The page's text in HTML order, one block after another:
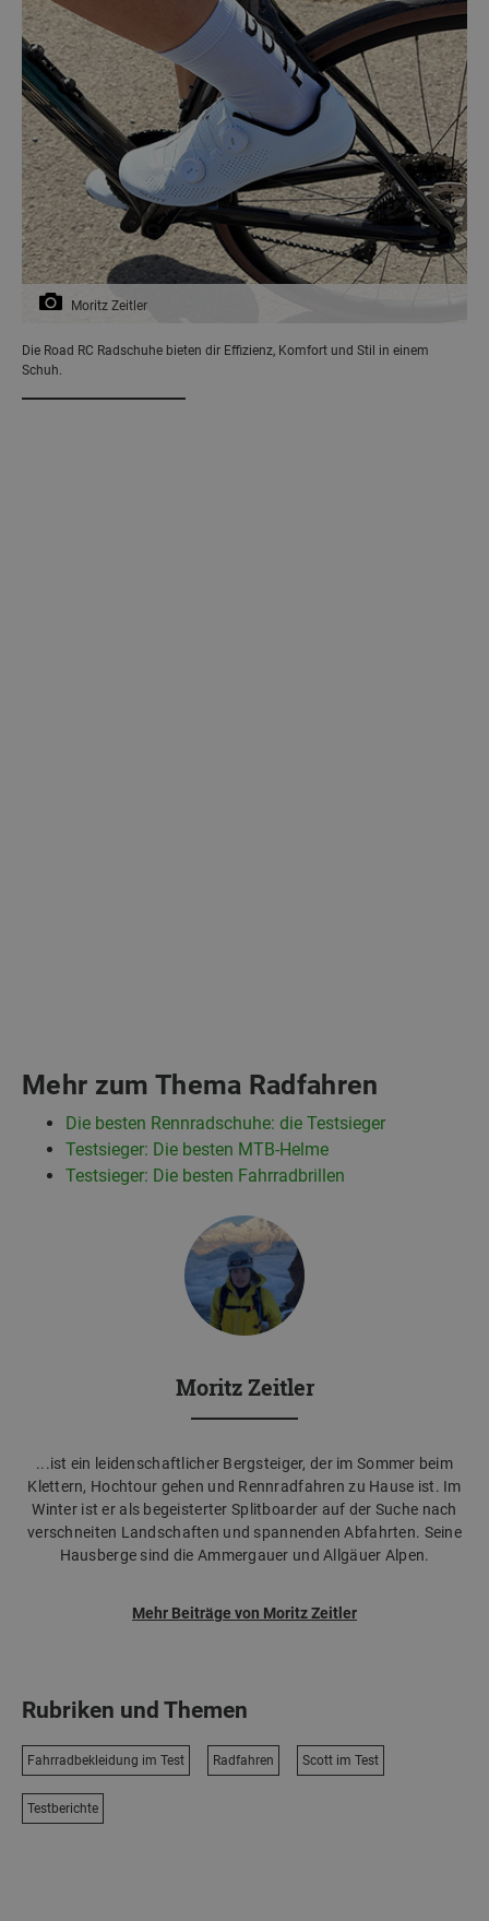
Moritz Zeitler
Die Road RC Radschuhe bieten dir Effizienz, Komfort und Stil in einem
Schuh.
Mehr zum Thema Radfahren
Die besten Rennradschuhe: die Testsieger
Testsieger: Die besten MTB-Helme
Testsieger: Die besten Fahrradbrillen
Moritz Zeitler
...ist ein leidenschaftlicher Bergsteiger, der im Sommer beim
Klettern, Hochtour gehen und Rennradfahren zu Hause ist. Im
Winter ist er als begeisterter Splitboarder auf der Suche nach
verschneiten Landschaften und spannenden Abfahrten. Seine
Hausberge sind die Ammergauer und Allgäuer Alpen.
Mehr Beiträge von Moritz Zeitler
Rubriken und Themen
Fahrradbekleidung im Test Radfahren Scott im Test
Testberichte